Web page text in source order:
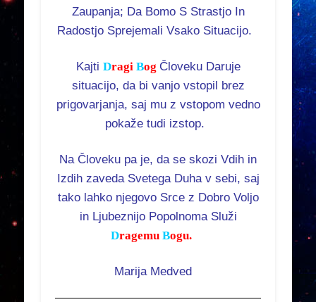
Zaupanja; Da Bomo S Strastjo In
Radostjo Sprejemali Vsako Situacijo.
Kajti Dragi Bog Človeku Daruje
situacijo, da bi vanjo vstopil brez
prigovarjanja, saj mu z vstopom vedno
pokaže tudi izstop.
Na Človeku pa je, da se skozi Vdih in
Izdih zaveda Svetega Duha v sebi, saj
tako lahko njegovo Srce z Dobro Voljo
in Ljubeznijo Popolnoma Služi
Dragemu Bogu.
Marija Medved